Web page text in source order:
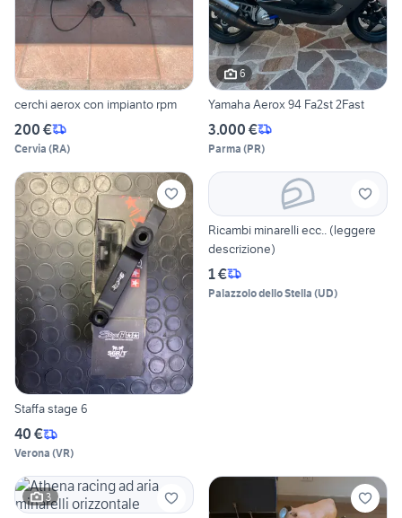
cerchi aerox con impianto rpm
200 €
Cervia (RA)
6
Yamaha Aerox 94 Fa2st 2Fast
3.000 €
Parma (PR)
Staffa stage 6
40 €
Verona (VR)
Ricambi minarelli ecc.. (leggere
descrizione)
1 €
Palazzolo dello Stella (UD)
3